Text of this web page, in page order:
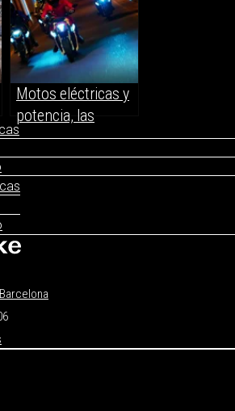
Motos eléctricas y
potencia, las
motos más
potentes